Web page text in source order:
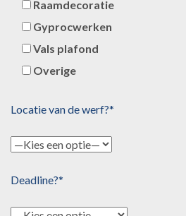
Raamdecoratie
Gyprocwerken
Vals plafond
Overige
Locatie van de werf?*
Deadline?*